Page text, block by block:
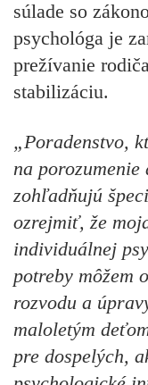
súlade so
psychológa je
prežívanie
stabilizáciu.
„Poradenstvo,
na
zohľadňujú
ozrejmiť, že
individuálnej
potreby môžem
rozvodu a
maloletým
pre dospelých,